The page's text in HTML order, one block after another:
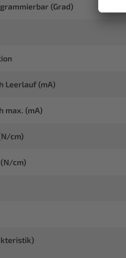
(Grad)
Leerlauf (mA)
max. (mA)
cm)
cm)